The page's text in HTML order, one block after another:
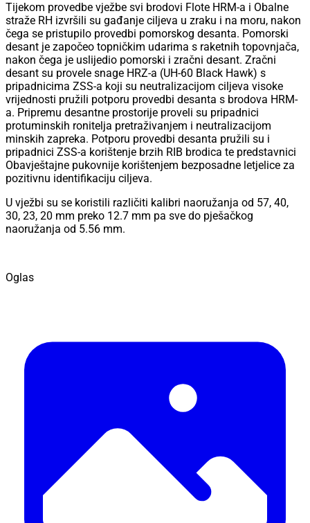
Tijekom provedbe vježbe svi brodovi Flote HRM-a i Obalne
straže RH izvršili su gađanje ciljeva u zraku i na moru, nakon
čega se pristupilo provedbi pomorskog desanta. Pomorski
desant je započeo topničkim udarima s raketnih topovnjača,
nakon čega je uslijedio pomorski i zračni desant. Zračni
desant su provele snage HRZ-a (UH-60 Black Hawk) s
pripadnicima ZSS-a koji su neutralizacijom ciljeva visoke
vrijednosti pružili potporu provedbi desanta s brodova HRM-
a. Pripremu desantne prostorije proveli su pripadnici
protuminskih ronitelja pretraživanjem i neutralizacijom
minskih zapreka. Potporu provedbi desanta pružili su i
pripadnici ZSS-a korištenje brzih RIB brodica te predstavnici
Obavještajne pukovnije korištenjem bezposadne letjelice za
pozitivnu identifikaciju ciljeva.
U vježbi su se koristili različiti kalibri naoružanja od 57, 40,
30, 23, 20 mm preko 12.7 mm pa sve do pješačkog
naoružanja od 5.56 mm.
Oglas